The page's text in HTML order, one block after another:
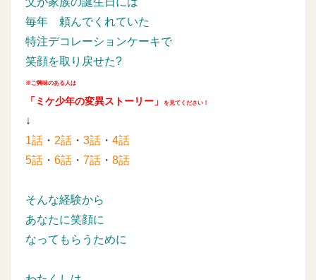
毎年 頼んでくれていた
特注デコレーションケーキで
笑顔を取り戻せた?
※ご興味のある人は
「ミケ少年の変異ストーリー」 を見てください！
↓
1話 ・ 2話 ・ 3話 ・ 4話
5話 ・ 6話 ・ 7話 ・ 8話
そんな経験から
あなたに笑顔に
なってもらうために